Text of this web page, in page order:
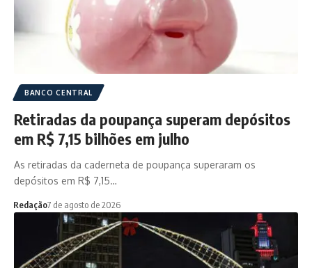
BANCO CENTRAL
Retiradas da poupança superam depósitos
em R$ 7,15 bilhões em julho
As retiradas da caderneta de poupança superaram os
depósitos em R$ 7,15…
Redação7 de agosto de 2026